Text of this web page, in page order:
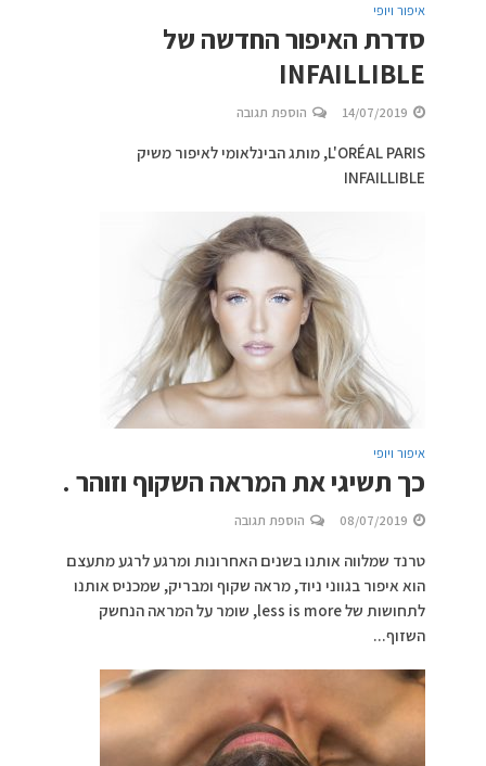
איפור ויופי
סדרת האיפור החדשה של
INFAILLIBLE
14/07/2019 הוספת תגובה
L'ORÉAL PARIS, מותג הבינלאומי לאיפור משיק
INFAILLIBLE
איפור ויופי
כך תשיגי את המראה השקוף וזוהר .
08/07/2019 הוספת תגובה
טרנד שמלווה אותנו בשנים האחרונות ומרגע לרגע מתעצם
הוא איפור בגווני ניוד, מראה שקוף ומבריק, שמכניס אותנו
לתחושות של less is more, שומר על המראה הנחשק
השזוף...